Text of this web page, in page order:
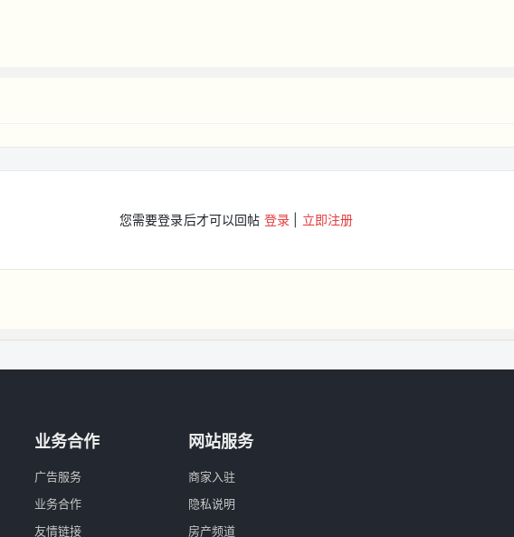
您需要登录后才可以回帖 登录 立即注册
业务合作
广告服务
业务合作
友情链接
网站服务
商家入驻
隐私说明
房产频道